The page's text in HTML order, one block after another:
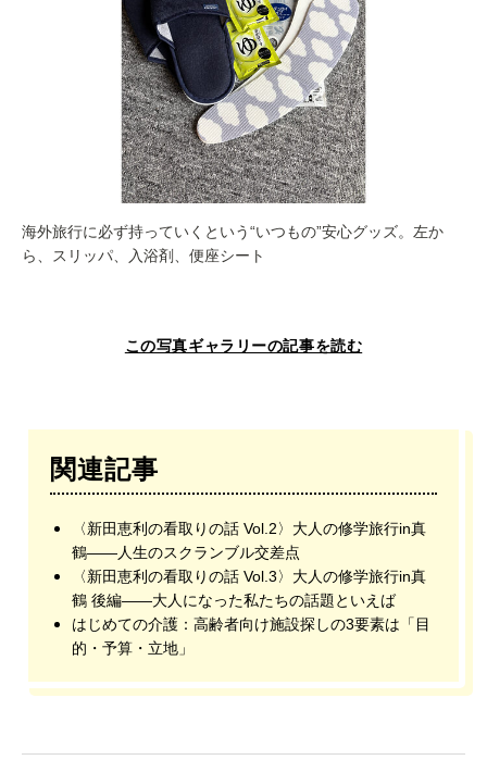
海外旅行に必ず持っていくという“いつもの”安心グッズ。左か
ら、スリッパ、入浴剤、便座シート
この写真ギャラリーの記事を読む
関連記事
〈新田恵利の看取りの話 Vol.2〉大人の修学旅行in真
鶴——人生のスクランブル交差点
〈新田恵利の看取りの話 Vol.3〉大人の修学旅行in真
鶴 後編——大人になった私たちの話題といえば
はじめての介護：高齢者向け施設探しの3要素は「目
的・予算・立地」